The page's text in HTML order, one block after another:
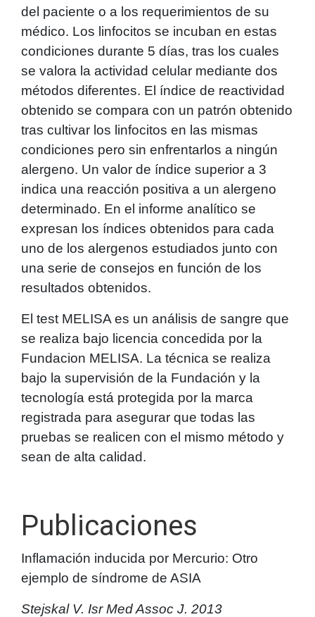
del paciente o a los requerimientos de su
médico. Los linfocitos se incuban en estas
condiciones durante 5 días, tras los cuales
se valora la actividad celular mediante dos
métodos diferentes. El índice de reactividad
obtenido se compara con un patrón obtenido
tras cultivar los linfocitos en las mismas
condiciones pero sin enfrentarlos a ningún
alergeno. Un valor de índice superior a 3
indica una reacción positiva a un alergeno
determinado. En el informe analítico se
expresan los índices obtenidos para cada
uno de los alergenos estudiados junto con
una serie de consejos en función de los
resultados obtenidos.
El test MELISA es un análisis de sangre que
se realiza bajo licencia concedida por la
Fundacion MELISA. La técnica se realiza
bajo la supervisión de la Fundación y la
tecnología está protegida por la marca
registrada para asegurar que todas las
pruebas se realicen con el mismo método y
sean de alta calidad.
Publicaciones
Inflamación inducida por Mercurio: Otro
ejemplo de síndrome de ASIA
Stejskal V. Isr Med Assoc J. 2013